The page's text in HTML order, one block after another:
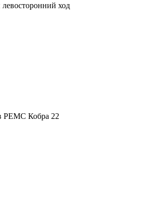
ход
РЕМС Кобра 22